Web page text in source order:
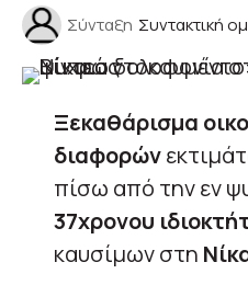
Σύνταξη Συντακτική
Ξεκαθάρισμα
διαφορών
πίσω από την εν
37χρονου
καυσίμων στη